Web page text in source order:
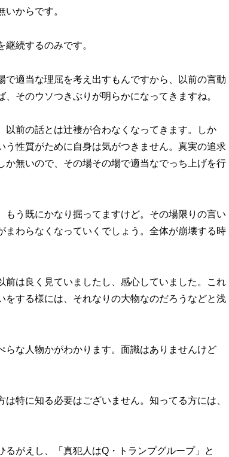
からです。
続するのみです。
適当な理屈を考え出すもんですから、以前の言動
そのウソつきぶりが明らかになってきますね。
前の話とは辻褄が合わなくなってきます。しか
性質がために自身は気がつきません。真実の追求
無いので、その場その場で適当なでっち上げを行
う既にかなり掘ってますけど。その場限りの言い
わらなくなっていくでしょう。全体が崩壊する時
は良く見ていましたし、感心していました。これ
する様には、それなりの大物なのだろうなどと浅
らな人物かがわかります。面識はありませんけど
特に知る必要はございません。知ってる方には、
がえし、「真犯人はQ・トランプグループ」と